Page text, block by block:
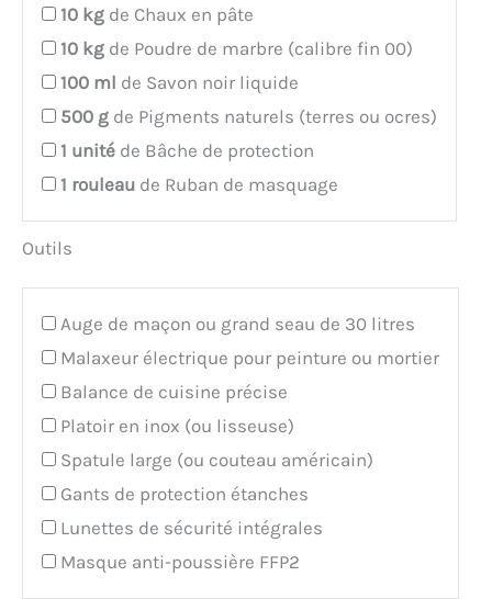
10 kg de Chaux en pâte
10 kg de Poudre de marbre (calibre fin 00)
100 ml de Savon noir liquide
500 g de Pigments naturels (terres ou ocres)
1 unité de Bâche de protection
1 rouleau de Ruban de masquage
Outils
Auge de maçon ou grand seau de 30 litres
Malaxeur électrique pour peinture ou mortier
Balance de cuisine précise
Platoir en inox (ou lisseuse)
Spatule large (ou couteau américain)
Gants de protection étanches
Lunettes de sécurité intégrales
Masque anti-poussière FFP2